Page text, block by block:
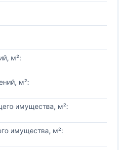
м²:
м²:
имущества, м²:
имущества, м²: